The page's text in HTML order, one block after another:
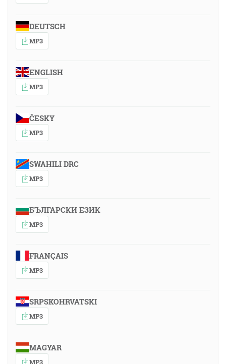
DEUTSCH
MP3
ENGLISH
MP3
ČESKY
MP3
SWAHILI DRC
MP3
БЪЛГАРСКИ ЕЗИК
MP3
FRANÇAIS
MP3
SRPSKOHRVATSKI
MP3
MAGYAR
MP3